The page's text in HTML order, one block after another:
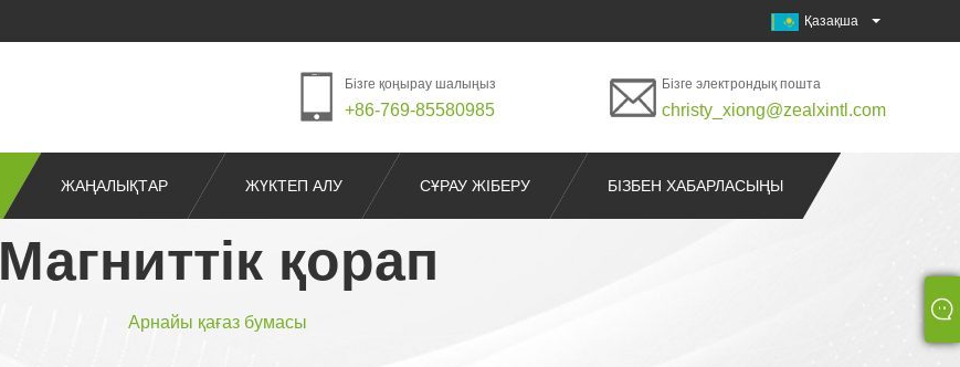
Қазақша
Бізге қоңырау шалыңыз
+86-769-85580985
Бізге электрондық пошта
christy_xiong@zealxintl.com
ЖАҢАЛЫҚТАР ЖҮКТЕП АЛУ СҰРАУ ЖІБЕРУ БІЗБЕН ХАБАРЛАСЫҢЫ
Магниттік қорап
Арнайы қағаз бумасы